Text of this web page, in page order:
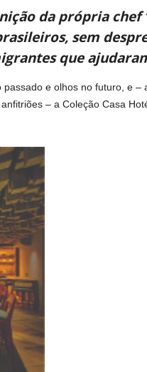
da própria chef
sem
que
e olhos no futuro, e
– a Coleção Casa